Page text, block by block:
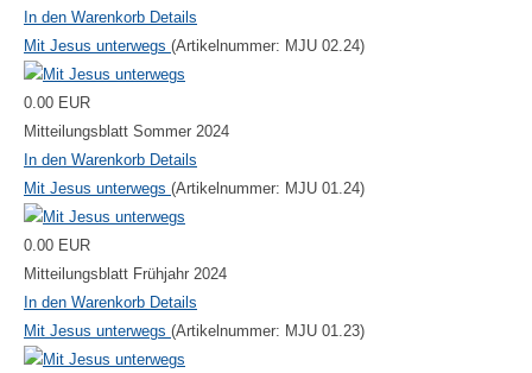
In den Warenkorb Details
Mit Jesus unterwegs (Artikelnummer: MJU 02.24)
0.00 EUR
Mitteilungsblatt Sommer 2024
In den Warenkorb Details
Mit Jesus unterwegs (Artikelnummer: MJU 01.24)
0.00 EUR
Mitteilungsblatt Frühjahr 2024
In den Warenkorb Details
Mit Jesus unterwegs (Artikelnummer: MJU 01.23)